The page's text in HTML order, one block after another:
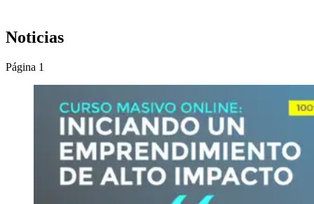
Noticias
Página 1